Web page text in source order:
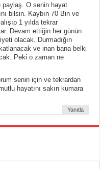
paylaş. O senin hayat
bilsin. Kaybın 70 Bin ve
1 yılda tekrar
Devam ettiğin her günün
olacak. Durmadığın
ve inan bana belki
Peki o zaman ne
senin için ve tekrardan
hayatını sakın kumara
Yanıtla